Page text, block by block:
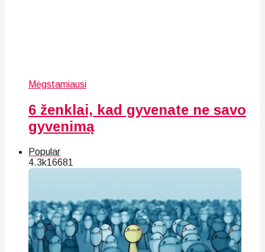
Mėgstamiausi
6 ženklai, kad gyvenate ne savo
gyvenimą
Popular
4.3k16681